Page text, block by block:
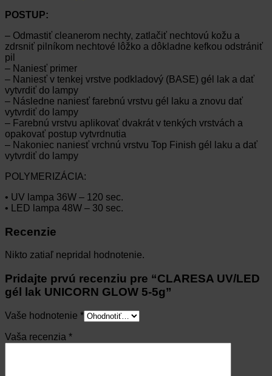
POSTUP:
– Odmastiť cleanerom nechty, zatlačiť nechtovú kožu a
zdrsniť pilníkom nechtové lôžko a dôkladne kefkou odstrániť
pil
– Naniesť primer
– Naniesť v tenkej vrstve podkladový (BASE) gél lak a dať
vytvrdiť do lampy
– Následne naniesť farebnú vrstvu gél laku a znovu dať
vytvrdiť do lampy
– Farebnú vrstvu aplikovať dvakrát v tenkých vrstvách a
opakovať postup vytvrdnutia
– Nakoniec naniesť vrchnú vrstvu Top Finish gél laku a dať
vytvrdiť do lampy
POLYMERIZÁCIA:
• UV lampa 36W – 120 sec.
• LED lampa 48W – 30 sec.
Recenzie
Nikto zatiaľ nepridal hodnotenie.
Pridajte prvú recenziu pre “CLARESA UV/LED
gél lak UNICORN GLOW 5-5g”
Vaše hodnotenie *
Vaša recenzia *